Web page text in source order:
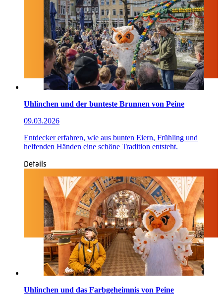
Uhlinchen und der bunteste Brunnen von Peine
09.03.2026
Entdecker erfahren, wie aus bunten Eiern, Frühling und
helfenden Händen eine schöne Tradition entsteht.
Details
Uhlinchen und das Farbgeheimnis von Peine